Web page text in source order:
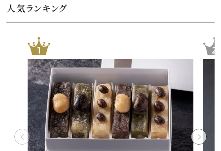
人気ランキング